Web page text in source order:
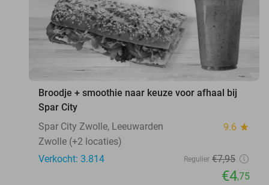
Broodje + smoothie naar keuze voor afhaal bij
Spar City
Spar City Zwolle, Leeuwarden
9.6 star
Zwolle (+2 locaties)
Verkocht: 3.814
Regulier €7,95
€4,75